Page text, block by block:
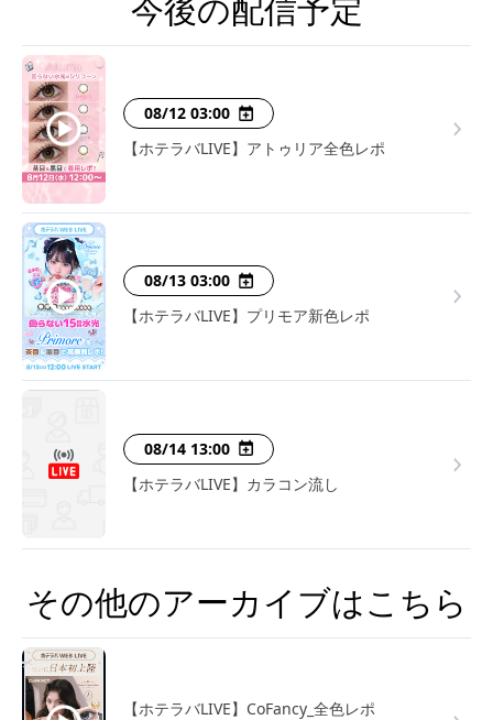
今後の配信予定
08/12 03:00
【ホテラバLIVE】アトゥリア全色レポ
08/13 03:00
【ホテラバLIVE】プリモア新色レポ
08/14 13:00
【ホテラバLIVE】カラコン流し
その他のアーカイブはこちら
【ホテラバLIVE】CoFancy_全色レポ